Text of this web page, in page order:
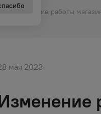
Изменение работы
мая 2023